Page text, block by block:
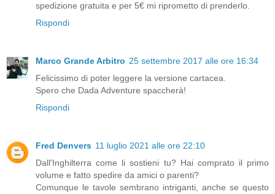
spedizione gratuita e per 5€ mi riprometto di prenderlo.
Rispondi
Marco Grande Arbitro 25 settembre 2017 alle ore 16:34
Felicissimo di poter leggere la versione cartacea.
Spero che Dada Adventure spaccherà!
Rispondi
Fred Denvers 11 luglio 2021 alle ore 22:10
Dall'Inghilterra come li sostieni tu? Hai comprato il primo
volume e fatto spedire da amici o parenti?
Comunque le tavole sembrano intriganti, anche se questo